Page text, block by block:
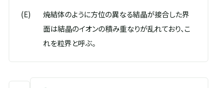
(E)
焼結体のように方位の異なる結晶が接合した界
面は結晶のイオンの積み重なりが乱れており、こ
れを粒界と呼ぶ。